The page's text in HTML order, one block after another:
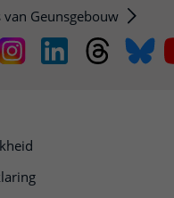
Geunsgebouw